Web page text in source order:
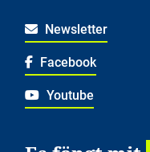
Newsletter
Facebook
Youtube